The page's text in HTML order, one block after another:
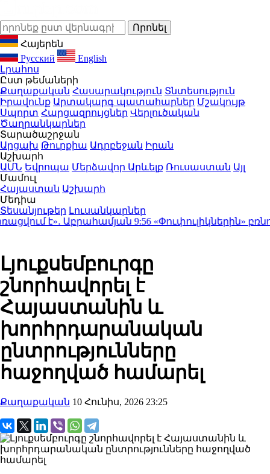
Հայերեն
Русский
English
Լրահոս
Ըստ թեմաների
Քաղաքական Հասարակություն Տնտեսություն
Իրավունք Արտակարգ պատահարներ Մշակույթ
Սպորտ Հարցազրույցներ Վերլուծական
Ծաղրանկարներ
Տարածաշրջան
Արցախ Թուրքիա Ադրբեջան Իրան
Աշխարհ
ԱՄՆ Եվրոպա Մերձավոր Արևելք Ռուսաստան Այլ
Մամուլ
Հայաստան Աշխարհ
Մեդիա
Տեսանյութեր Լուսանկարներ
է»․ Աբրահամյան9:56 «Փուփուլիկներին»
Լյուքսեմբուրգը
շնորհավորել է
Հայաստանին և
խորհրդարանական
ընտրությունները
հաջողված համարել
Քաղաքական 10 Հունիս, 2026 23:25